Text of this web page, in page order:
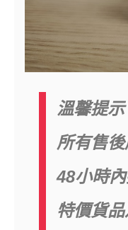
溫馨提示
所有售
48小時
特價貨